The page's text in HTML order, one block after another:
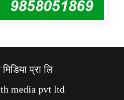
प्रा लि
media pvt ltd